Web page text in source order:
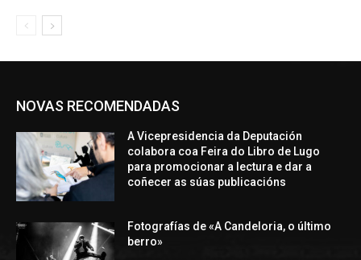
NOVAS RECOMENDADAS
A Vicepresidencia da Deputación
colabora coa Feira do Libro de Lugo
para promocionar a lectura e dar a
coñecer as súas publicacións
Fotografías de «A Candeloria, o último
berro»